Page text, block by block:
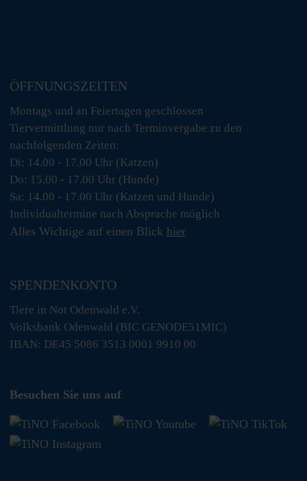
ÖFFNUNGSZEITEN
Montags und an Feiertagen geschlossen
Tiervermittlung nur nach Terminvergabe zu den
nachfolgenden Zeiten:
Di: 14.00 - 17.00 Uhr (Katzen)
Do: 15.00 - 17.00 Uhr (Hunde)
Sa: 14.00 - 17.00 Uhr (Katzen und Hunde)
Individualtermine nach Absprache möglich
Alles Wichtige auf einen Blick hier
SPENDENKONTO
Tiere in Not Odenwald e.V.
Volksbank Odenwald (BIC GENODE51MIC)
IBAN: DE45 5086 3513 0001 9910 00
Besuchen Sie uns auf